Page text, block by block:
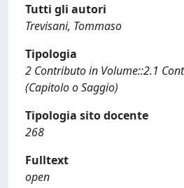
Tutti gli autori
Trevisani, Tommaso
Tipologia
2 Contributo in Volume::2.1
(Capitolo o Saggio)
Tipologia sito docente
268
Fulltext
open